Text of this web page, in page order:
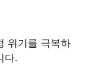
위기를 극복하
다.